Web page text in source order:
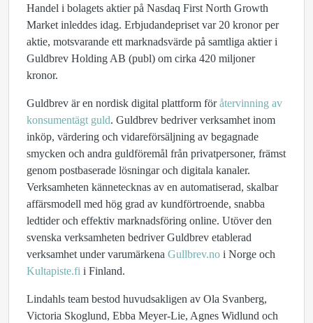
Handel i bolagets aktier på Nasdaq First North Growth
Market inleddes idag. Erbjudandepriset var 20 kronor per
aktie, motsvarande ett marknadsvärde på samtliga aktier i
Guldbrev Holding AB (publ) om cirka 420 miljoner
kronor.
Guldbrev är en nordisk digital plattform föråtervinning av
konsumentägt guld. Guldbrev bedriver verksamhet inom
inköp, värdering och vidareförsäljning av begagnade
smycken och andra guldföremål från privatpersoner, främst
genom postbaserade lösningar och digitala kanaler.
Verksamheten kännetecknas av en automatiserad, skalbar
affärsmodell med hög grad av kundförtroende, snabba
ledtider och effektiv marknadsföring online. Utöver den
svenska verksamheten bedriver Guldbrev etablerad
verksamhet under varumärkena Gullbrev.no i Norge och
Kultapiste.fi i Finland.
Lindahls team bestod huvudsakligen av Ola Svanberg,
Victoria Skoglund, Ebba Meyer-Lie, Agnes Widlund och